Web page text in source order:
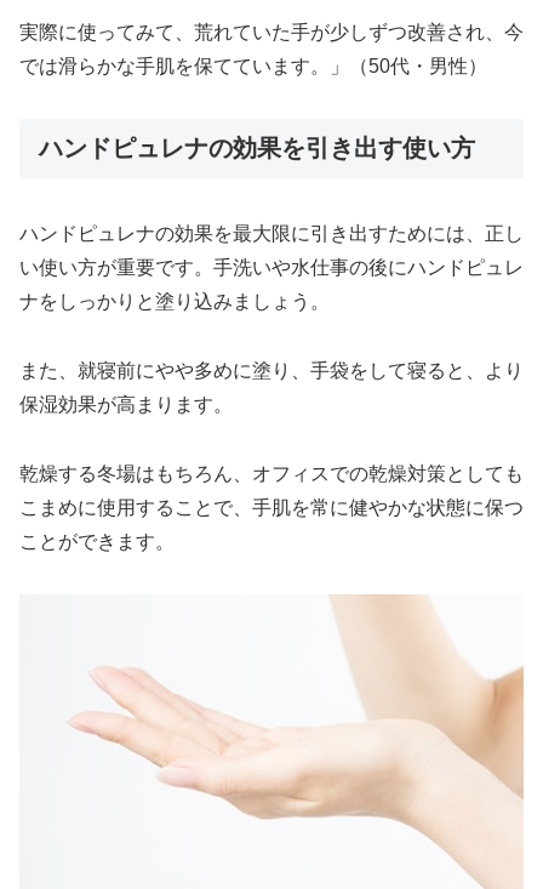
実際に使ってみて、荒れていた手が少しずつ改善され、今
では滑らかな手肌を保てています。」（50代・男性）
ハンドピュレナの効果を引き出す使い方
ハンドピュレナの効果を最大限に引き出すためには、正し
い使い方が重要です。手洗いや水仕事の後にハンドピュレ
ナをしっかりと塗り込みましょう。
また、就寝前にやや多めに塗り、手袋をして寝ると、より
保湿効果が高まります。
乾燥する冬場はもちろん、オフィスでの乾燥対策としても
こまめに使用することで、手肌を常に健やかな状態に保つ
ことができます。